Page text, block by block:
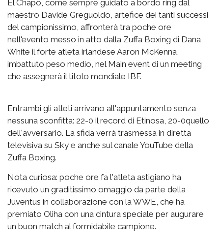
El Chapo, come sempre guidato a bordo ring dal
maestro Davide Greguoldo, artefice dei tanti successi
del campionissimo, affronterà tra poche ore
nell'evento messo in atto dalla Zuffa Boxing di Dana
White il forte atleta irlandese Aaron McKenna,
imbattuto peso medio, nel Main event di un meeting
che assegnerà il titolo mondiale IBF.
Entrambi gli atleti arrivano all'appuntamento senza
nessuna sconfitta: 22-0 il record di Etinosa, 20-0quello
dell'avversario. La sfida verrà trasmessa in diretta
televisiva su Sky e anche sul canale YouTube della
Zuffa Boxing.
Nota curiosa: poche ore fa l'atleta astigiano ha
ricevuto un graditissimo omaggio da parte della
Juventus in collaborazione con la WWE, che ha
premiato Oliha con una cintura speciale per augurare
un buon match al formidabile campione.